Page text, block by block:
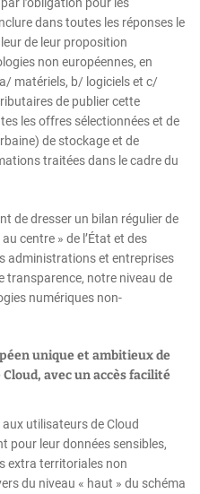
dans toutes les réponses le
de leur proposition
non européennes, en
matériels, b/ logiciels et c/
de publier cette
les offres sélectionnées et de
de stockage et de
traitées dans le cadre du
de dresser un bilan régulier de
centre » de l’État et des
administrations et entreprises
transparence, notre niveau de
numériques non-
unique et ambitieux de
avec un accès facilité
aux utilisateurs de Cloud
pour leur données sensibles,
extra territoriales non
du niveau « haut » du schéma